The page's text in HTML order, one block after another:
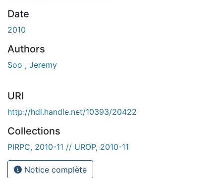
Date
2010
Authors
Soo , Jeremy
URI
http://hdl.handle.net/10393/20422
Collections
PIRPC, 2010-11 // UROP, 2010-11
Notice complète